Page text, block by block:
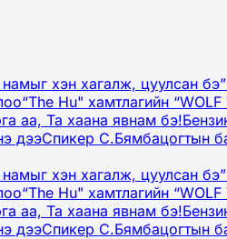
хэн хагалж, цуулсан
“The Hu" хамтлагийн
аа, Та хаана явнам бэ!
дээСпикер С.Бямбацогтын
хэн хагалж, цуулсан
“The Hu" хамтлагийн
аа, Та хаана явнам бэ!
дээСпикер С.Бямбацогтын